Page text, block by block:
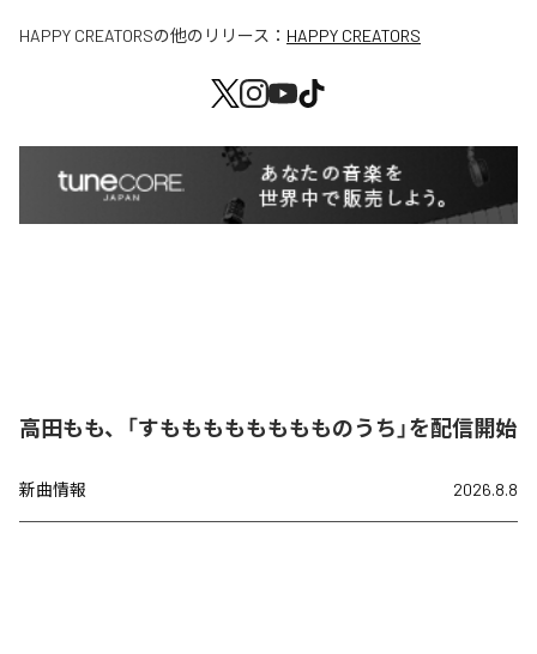
HAPPY CREATORSの他のリリース： HAPPY CREATORS
高田もも、「すもももももももものうち」を配信開始
新曲情報 2026.8.8